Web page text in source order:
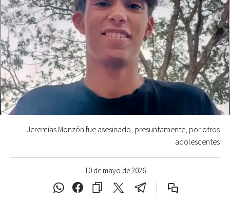
10 de mayo de 2026
Jeremías Monzón fue asesinado, presuntamente, por otros
adolescentes